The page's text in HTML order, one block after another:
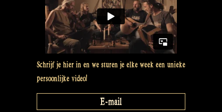
for
the
new
–
Rapalje
Show
48”
Schrijf je hier in en we sturen je elke week een unieke
persoonlijke video!